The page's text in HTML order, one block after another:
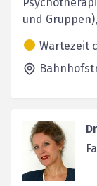
und
Wartezeit